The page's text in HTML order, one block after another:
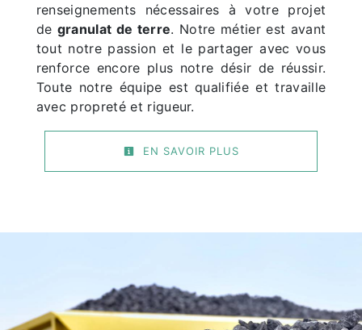
renseignements nécessaires à votre projet
de granulat de terre. Notre métier est avant
tout notre passion et le partager avec vous
renforce encore plus notre désir de réussir.
Toute notre équipe est qualifiée et travaille
avec propreté et rigueur.
EN SAVOIR PLUS